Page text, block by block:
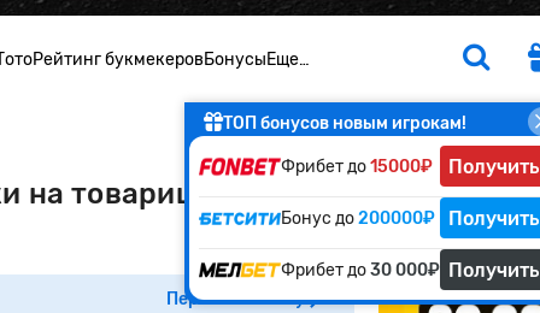
Рейтинг букмекеровБонусыЕще…
ТОП бонусов новым игрокам!
Фрибет до15000₽ Получить
Бонус до200000₽ Получить
Фрибет до30 000₽ Получить
на товарищеский
Перейти к матчу